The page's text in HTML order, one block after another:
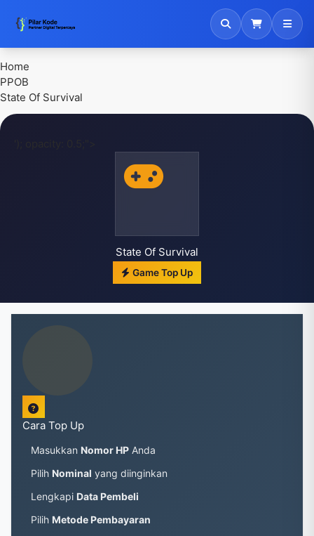
Home
PPOB
State Of Survival
State Of Survival
Game Top Up
Cara Top Up
Masukkan Nomor HP Anda
Pilih Nominal yang diinginkan
Lengkapi Data Pembeli
Pilih Metode Pembayaran